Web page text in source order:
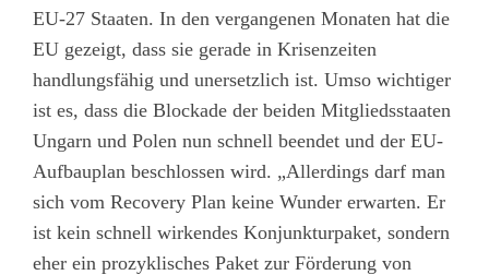
EU-27 Staaten. In den vergangenen Monaten hat die
EU gezeigt, dass sie gerade in Krisenzeiten
handlungsfähig und unersetzlich ist. Umso wichtiger
ist es, dass die Blockade der beiden Mitgliedsstaaten
Ungarn und Polen nun schnell beendet und der EU-
Aufbauplan beschlossen wird. „Allerdings darf man
sich vom Recovery Plan keine Wunder erwarten. Er
ist kein schnell wirkendes Konjunkturpaket, sondern
eher ein prozyklisches Paket zur Förderung von